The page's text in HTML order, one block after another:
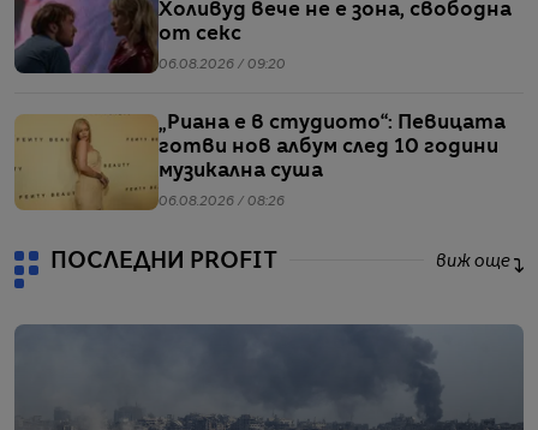
Холивуд вече не е зона, свободна
от секс
06.08.2026 / 09:20
„Риана е в студиото“: Певицата
готви нов албум след 10 години
музикална суша
06.08.2026 / 08:26
ПОСЛЕДНИ PROFIT виж още